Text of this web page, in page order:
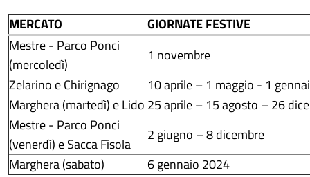
MERCATO
GIORNATE FESTIVE
Mestre - Parco Ponci
(mercoledì)
1 novembre
Zelarino e Chirignago
10 aprile – 1 maggio - 1
Marghera (martedì) e Lido 25 aprile – 15 agosto – 26
Mestre - Parco Ponci
(venerdì) e Sacca Fisola
2 giugno – 8 dicembre
Marghera (sabato)
6 gennaio 2024